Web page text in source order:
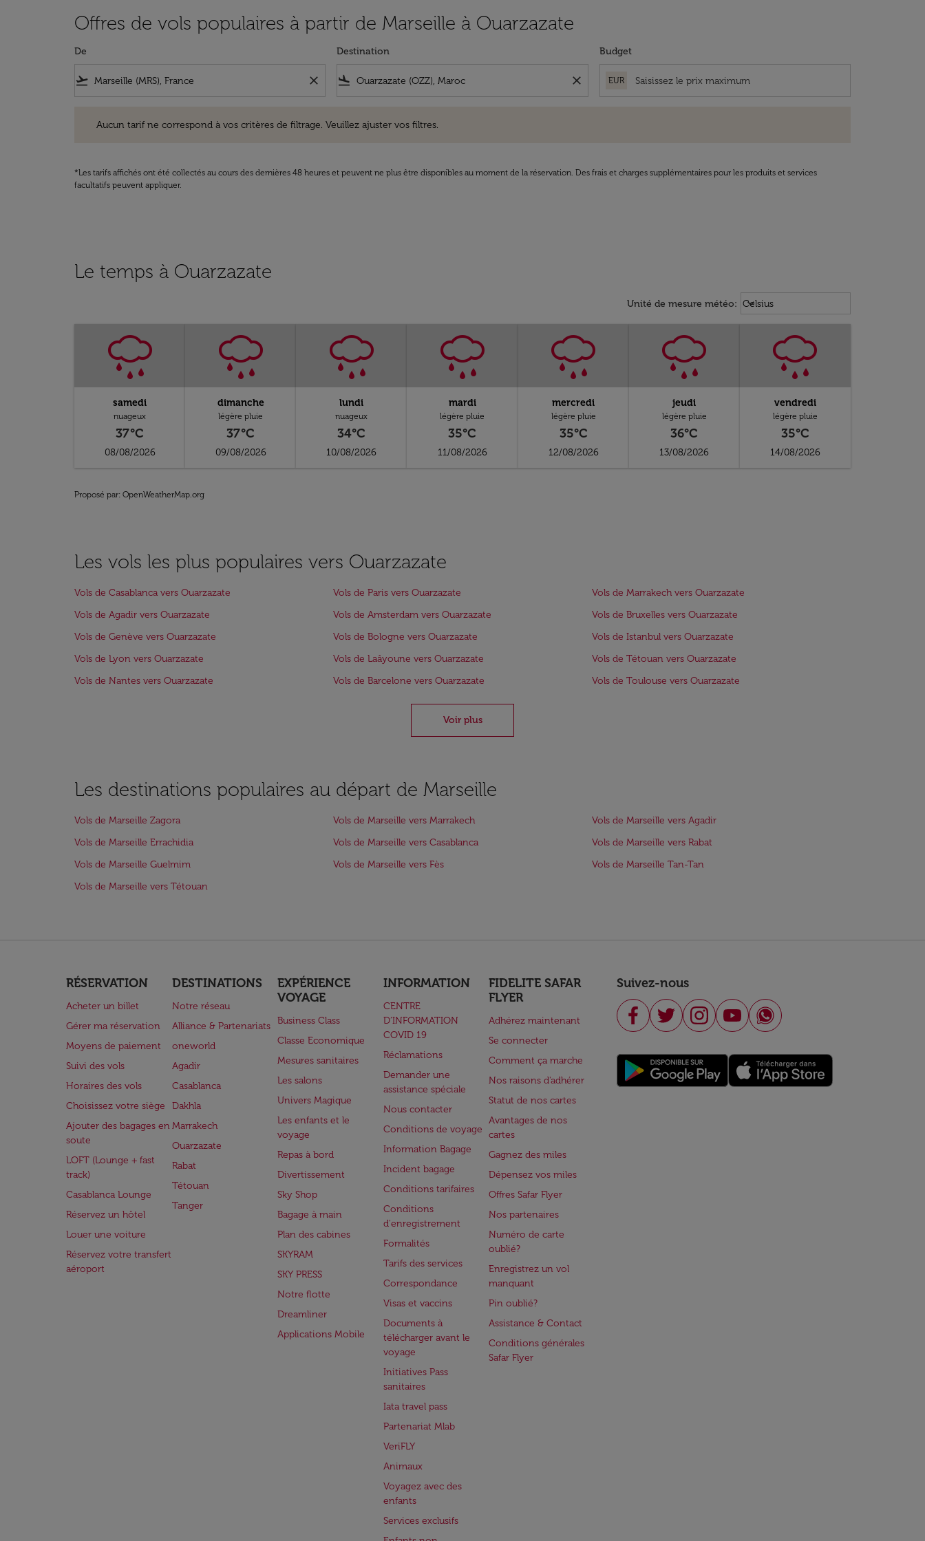
Offres de vols populaires à partir de Marseille à Ouarzazate
De
flight_takeoff close
Destination
flight_land close
Budget
EUR
Aucun tarif ne correspond à vos critères de filtrage. Veuillez ajuster vos filtres.
*Les tarifs affichés ont été collectés au cours des dernières 48 heures et peuvent ne plus être disponibles au moment de la réservation. Des frais et charges supplémentaires pour les produits et services
facultatifs peuvent appliquer.
Le temps à Ouarzazate
Unité de mesure météo: Weather unit option Celsius
Celsius
keyboard_arrow_down
samedi
nuageux
37°C
08/08/2026
dimanche
légère pluie
37°C
09/08/2026
lundi
nuageux
34°C
10/08/2026
mardi
légère pluie
35°C
11/08/2026
mercredi
légère pluie
35°C
12/08/2026
jeudi
légère pluie
36°C
13/08/2026
vendredi
légère pluie
35°C
14/08/2026
Proposé par: OpenWeatherMap.org
Les vols les plus populaires vers Ouarzazate
Vols de Casablanca vers Ouarzazate Vols de Paris vers Ouarzazate
Vols de Marrakech vers Ouarzazate
Vols de Agadir vers Ouarzazate
Vols de Amsterdam vers Ouarzazate
Vols de Bruxelles vers Ouarzazate
Vols de Genève vers Ouarzazate
Vols de Bologne vers Ouarzazate
Vols de Istanbul vers Ouarzazate
Vols de Lyon vers Ouarzazate
Vols de Laâyoune vers Ouarzazate
Vols de Tétouan vers Ouarzazate
Vols de Nantes vers Ouarzazate
Vols de Barcelone vers Ouarzazate Vols de Toulouse vers Ouarzazate
Voir plus
Les destinations populaires au départ de Marseille
Vols de Marseille Zagora Vols de Marseille vers Marrakech
Vols de Marseille vers Agadir
Vols de Marseille Errachidia
Vols de Marseille vers Casablanca
Vols de Marseille vers Rabat
Vols de Marseille Guelmim
Vols de Marseille vers Fès
Vols de Marseille Tan-Tan
Vols de Marseille vers Tétouan
RÉSERVATION
Acheter un billet
Gérer ma réservation
Moyens de paiement
Suivi des vols
Horaires des vols
Choisissez votre siège
Ajouter des bagages en
soute
LOFT (Lounge + fast
track)
Casablanca Lounge
Réservez un hôtel
Louer une voiture
Réservez votre transfert
aéroport
DESTINATIONS
Notre réseau
Alliance & Partenariats
oneworld
Agadir
Casablanca
Dakhla
Marrakech
Ouarzazate
Rabat
Tétouan
Tanger
EXPÉRIENCE
VOYAGE
Business Class
Classe Economique
Mesures sanitaires
Les salons
Univers Magique
Les enfants et le
voyage
Repas à bord
Divertissement
Sky Shop
Bagage à main
Plan des cabines
SKYRAM
SKY PRESS
Notre flotte
Dreamliner
Applications Mobile
INFORMATION
CENTRE
D’INFORMATION
COVID 19
Réclamations
Demander une
assistance spéciale
Nous contacter
Conditions de voyage
Information Bagage
Incident bagage
Conditions tarifaires
Conditions
d'enregistrement
Formalités
Tarifs des services
Correspondance
Visas et vaccins
Documents à
télécharger avant le
voyage
Initiatives Pass
sanitaires
Iata travel pass
Partenariat Mlab
VeriFLY
Animaux
Voyagez avec des
enfants
Services exclusifs
FIDELITE SAFAR
FLYER
Adhérez maintenant
Se connecter
Comment ça marche
Nos raisons d'adhérer
Statut de nos cartes
Avantages de nos
cartes
Gagnez des miles
Dépensez vos miles
Offres Safar Flyer
Nos partenaires
Numéro de carte
oublié?
Enregistrez un vol
manquant
Pin oublié?
Assistance & Contact
Conditions générales
Safar Flyer
Suivez-nous